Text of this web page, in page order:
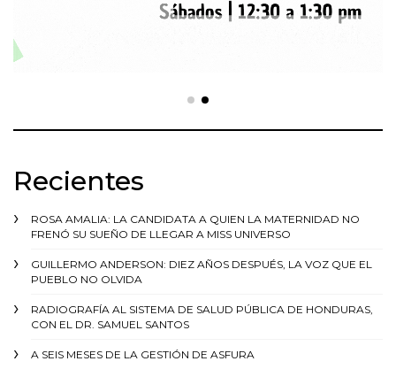
Recientes
ROSA AMALIA: LA CANDIDATA A QUIEN LA MATERNIDAD NO
FRENÓ SU SUEÑO DE LLEGAR A MISS UNIVERSO
GUILLERMO ANDERSON: DIEZ AÑOS DESPUÉS, LA VOZ QUE EL
PUEBLO NO OLVIDA
RADIOGRAFÍA AL SISTEMA DE SALUD PÚBLICA DE HONDURAS,
CON EL DR. SAMUEL SANTOS
A SEIS MESES DE LA GESTIÓN DE ASFURA